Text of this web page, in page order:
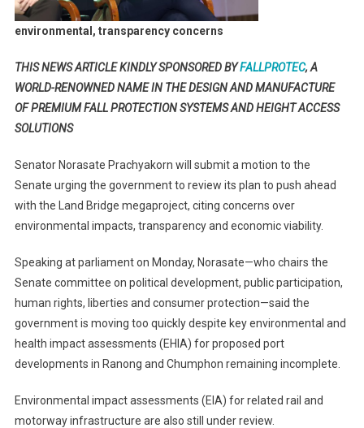
Concerns
environmental, transparency concerns
THIS NEWS ARTICLE KINDLY SPONSORED BYFALLPROTEC, A
WORLD-RENOWNED NAME IN THE DESIGN AND MANUFACTURE
OF PREMIUM FALL PROTECTION SYSTEMS AND HEIGHT ACCESS
SOLUTIONS
Senator Norasate Prachyakorn will submit a motion to the
Senate urging the government to review its plan to push ahead
with the Land Bridge megaproject, citing concerns over
environmental impacts, transparency and economic viability.
Speaking at parliament on Monday, Norasate—who chairs the
Senate committee on political development, public participation,
human rights, liberties and consumer protection—said the
government is moving too quickly despite key environmental and
health impact assessments (EHIA) for proposed port
developments in Ranong and Chumphon remaining incomplete.
Environmental impact assessments (EIA) for related rail and
motorway infrastructure are also still under review.